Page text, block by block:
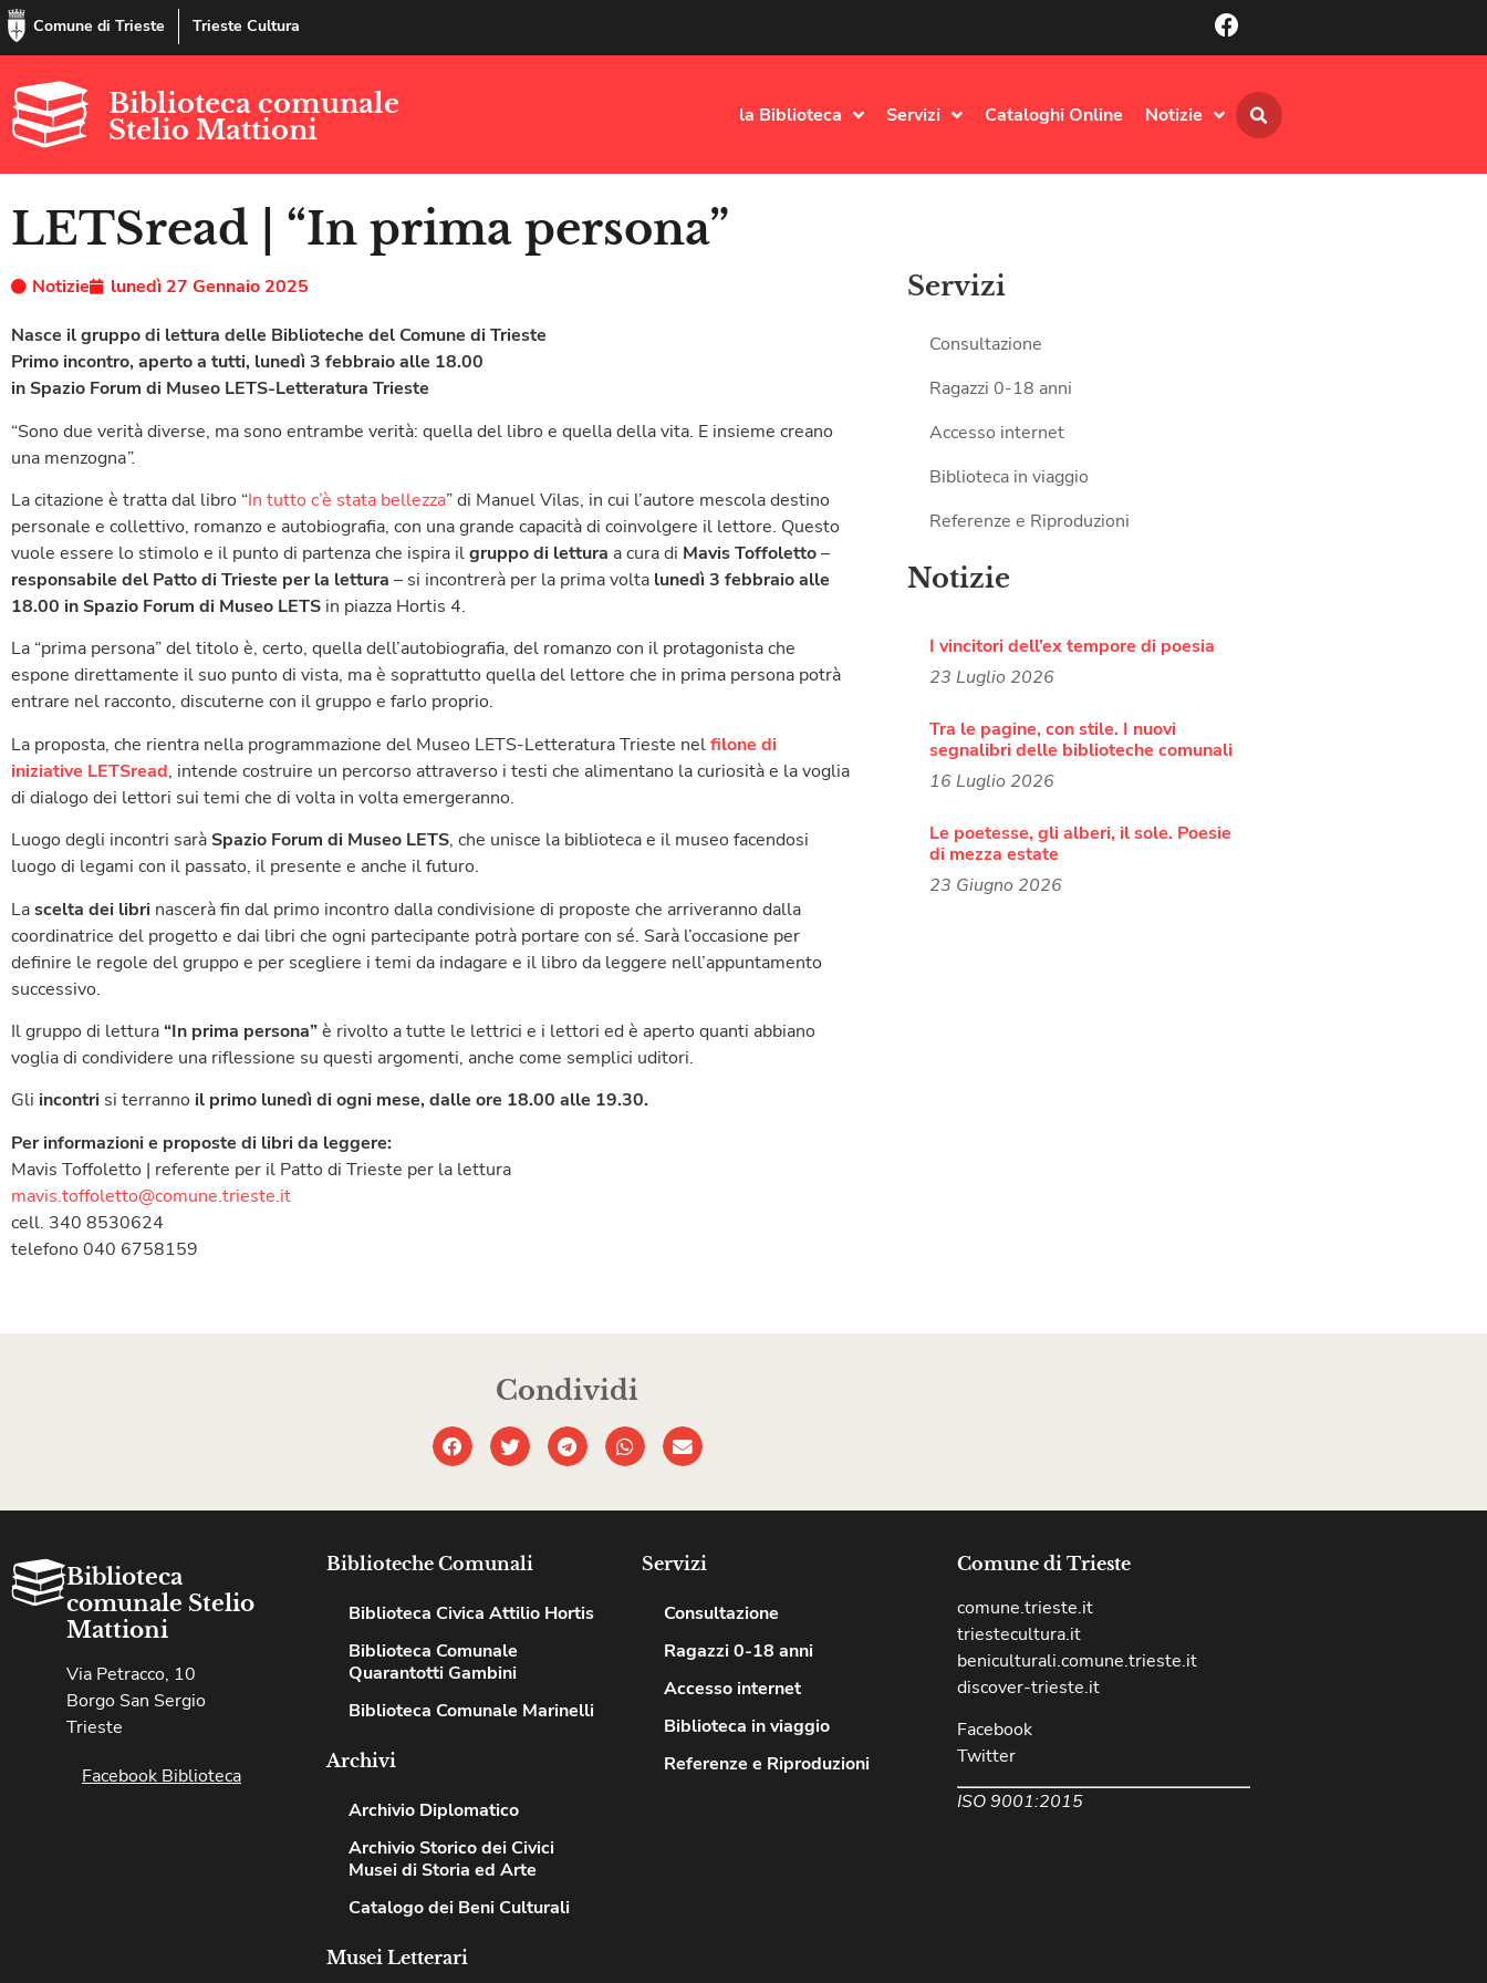
Comune di Trieste Trieste Cultura
Biblioteca comunale
Stelio Mattioni
la Biblioteca Servizi Cataloghi Online Notizie
LETSread | “In prima persona”
Notizie
lunedì 27 Gennaio 2025
Nasce il gruppo di lettura delle Biblioteche del Comune di Trieste
Primo incontro, aperto a tutti, lunedì 3 febbraio alle 18.00
in Spazio Forum di Museo LETS-Letteratura Trieste
“Sono due verità diverse, ma sono entrambe verità: quella del libro e quella della vita. E insieme creano
una menzogna”.
La citazione è tratta dal libro “In tutto c’è stata bellezza” di Manuel Vilas, in cui l’autore mescola destino
personale e collettivo, romanzo e autobiografia, con una grande capacità di coinvolgere il lettore. Questo
vuole essere lo stimolo e il punto di partenza che ispira ilgruppo di lettura a cura di Mavis Toffoletto–
responsabile del Patto di Trieste per la lettura – si incontrerà per la prima volta lunedì 3 febbraio alle
18.00 in Spazio Forum di Museo LETS in piazza Hortis 4.
La “prima persona” del titolo è, certo, quella dell’autobiografia, del romanzo con il protagonista che
espone direttamente il suo punto di vista, ma è soprattutto quella del lettore che in prima persona potrà
entrare nel racconto, discuterne con il gruppo e farlo proprio.
La proposta, che rientra nella programmazione del Museo LETS-Letteratura Trieste nelfilone di
iniziative LETSread, intende costruire un percorso attraverso i testi che alimentano la curiosità e la voglia
di dialogo dei lettori sui temi che di volta in volta emergeranno.
Luogo degli incontri sarà Spazio Forum di Museo LETS, che unisce la biblioteca e il museo facendosi
luogo di legami con il passato, il presente e anche il futuro.
Lascelta dei libri nascerà fin dal primo incontro dalla condivisione di proposte che arriveranno dalla
coordinatrice del progetto e dai libri che ogni partecipante potrà portare con sé. Sarà l’occasione per
definire le regole del gruppo e per scegliere i temi da indagare e il libro da leggere nell’appuntamento
successivo.
Il gruppo di lettura“In prima persona”è rivolto a tutte le lettrici e i lettori ed è aperto quanti abbiano
voglia di condividere una riflessione su questi argomenti, anche come semplici uditori.
Gli incontri si terranno il primo lunedì di ogni mese, dalle ore 18.00 alle 19.30.
Per informazioni e proposte di libri da leggere:
Mavis Toffoletto | referente per il Patto di Trieste per la lettura
mavis.toffoletto@comune.trieste.it
cell. 340 8530624
telefono 040 6758159
Servizi
Consultazione
Ragazzi 0-18 anni
Accesso internet
Biblioteca in viaggio
Referenze e Riproduzioni
Notizie
I vincitori dell’ex tempore di poesia
23 Luglio 2026
Tra le pagine, con stile. I nuovi
segnalibri delle biblioteche comunali
16 Luglio 2026
Le poetesse, gli alberi, il sole. Poesie
di mezza estate
23 Giugno 2026
Condividi
Biblioteca
comunale Stelio
Mattioni
Via Petracco, 10
Borgo San Sergio
Trieste
Facebook Biblioteca
Biblioteche Comunali
Biblioteca Civica Attilio Hortis
Biblioteca Comunale
Quarantotti Gambini
Biblioteca Comunale Marinelli
Archivi
Archivio Diplomatico
Archivio Storico dei Civici
Musei di Storia ed Arte
Catalogo dei Beni Culturali
Musei Letterari
Servizi
Consultazione
Ragazzi 0-18 anni
Accesso internet
Biblioteca in viaggio
Referenze e Riproduzioni
Comune di Trieste
comune.trieste.it
triestecultura.it
beniculturali.comune.trieste.it
discover-trieste.it
Facebook
Twitter
ISO 9001:2015